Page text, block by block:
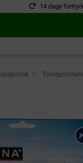
14 dage